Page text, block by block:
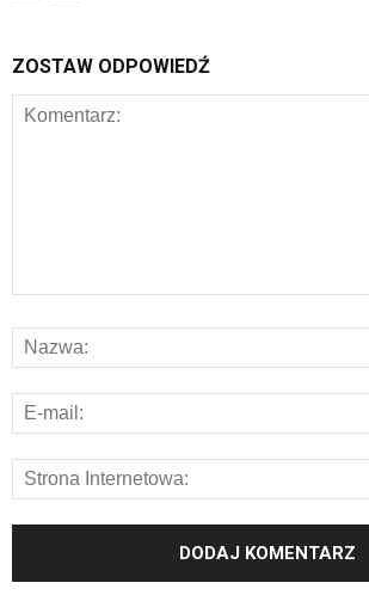
ZOSTAW ODPOWIEDŹ